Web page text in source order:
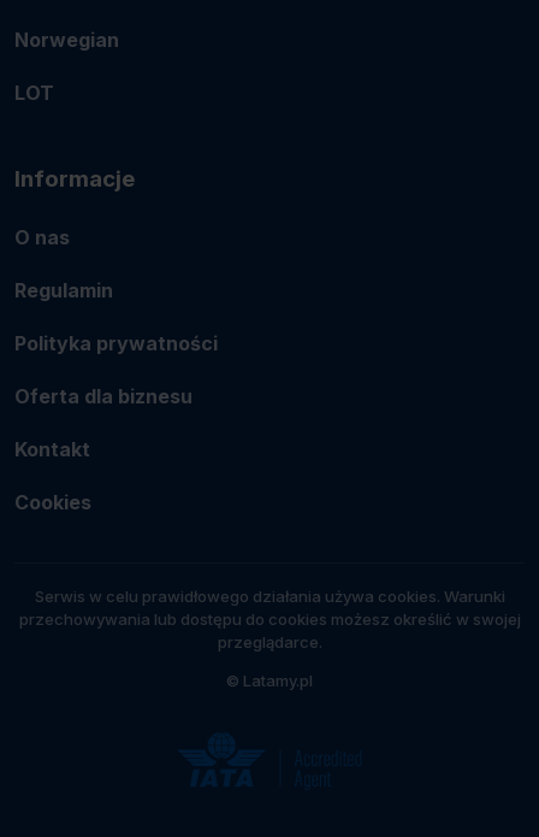
Norwegian
LOT
Informacje
O nas
Regulamin
Polityka prywatności
Oferta dla biznesu
Kontakt
Cookies
Serwis w celu prawidłowego działania używa cookies. Warunki
przechowywania lub dostępu do cookies możesz określić w swojej
przeglądarce.
© Latamy.pl